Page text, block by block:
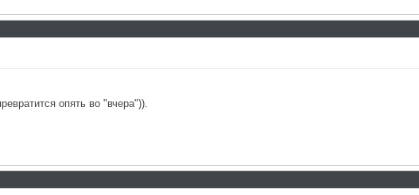
опять во "вчера")).